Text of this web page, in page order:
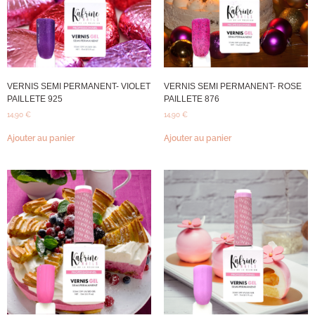
VERNIS SEMI PERMANENT- VIOLET
PAILLETE 925
14,90 €
Ajouter au panier
VERNIS SEMI PERMANENT- ROSE
PAILLETE 876
14,90 €
Ajouter au panier